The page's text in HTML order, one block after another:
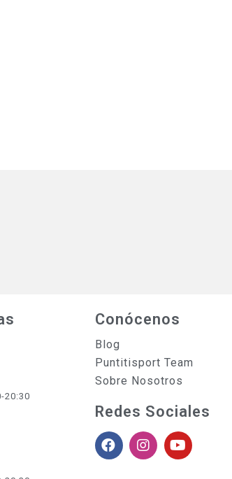
20:30
Conócenos
Blog
Puntitisport Team
Sobre Nosotros
Redes Sociales